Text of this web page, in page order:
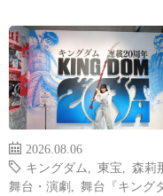
2026.08.06
キングダム
東宝 森莉
舞台・演劇
舞台『キング